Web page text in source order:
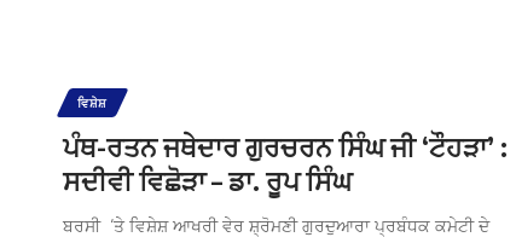
ਵਿਸ਼ੇਸ਼
ਪੰਥ-ਰਤਨ ਜਥੇਦਾਰ ਗੁਰਚਰਨ ਸਿੰਘ ਜੀ ‘ਟੌਹੜਾ’ :
ਸਦੀਵੀ ਵਿਛੋੜਾ – ਡਾ. ਰੂਪ ਸਿੰਘ
ਬਰਸੀ ‘ਤੇ ਵਿਸ਼ੇਸ਼ ਆਖਰੀ ਵੇਰ ਸ਼੍ਰੋਮਣੀ ਗੁਰਦੁਆਰਾ ਪ੍ਰਬੰਧਕ ਕਮੇਟੀ ਦੇ